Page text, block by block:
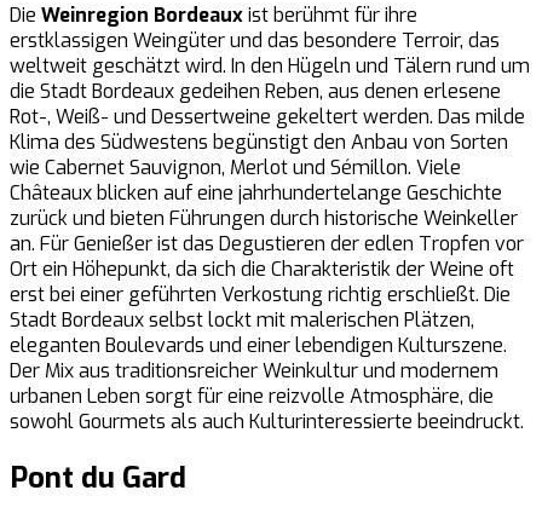
Die Weinregion Bordeauxist berühmt für ihre
erstklassigen Weingüter und das besondere Terroir, das
weltweit geschätzt wird. In den Hügeln und Tälern rund um
die Stadt Bordeaux gedeihen Reben, aus denen erlesene
Rot-, Weiß- und Dessertweine gekeltert werden. Das milde
Klima des Südwestens begünstigt den Anbau von Sorten
wie Cabernet Sauvignon, Merlot und Sémillon. Viele
Châteaux blicken auf eine jahrhundertelange Geschichte
zurück und bieten Führungen durch historische Weinkeller
an. Für Genießer ist das Degustieren der edlen Tropfen vor
Ort ein Höhepunkt, da sich die Charakteristik der Weine oft
erst bei einer geführten Verkostung richtig erschließt. Die
Stadt Bordeaux selbst lockt mit malerischen Plätzen,
eleganten Boulevards und einer lebendigen Kulturszene.
Der Mix aus traditionsreicher Weinkultur und modernem
urbanen Leben sorgt für eine reizvolle Atmosphäre, die
sowohl Gourmets als auch Kulturinteressierte beeindruckt.
Pont du Gard